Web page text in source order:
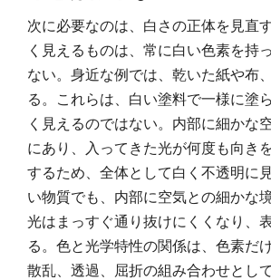
次に必要なのは、白さの正体を見直
く見えるものは、常に白い色素を持
ない。身近な例では、乾いた紙や布
る。これらは、白い塗料で一様に塗
く見えるのではない。内部に細かな
にあり、入ってきた光が何度も向き
するため、全体として白く不透明に
い物質でも、内部に空気との細かな
光はまっすぐ通り抜けにくくなり、
る。色と光学特性の関係は、色素だ
散乱、透過、屈折の組み合わせとし